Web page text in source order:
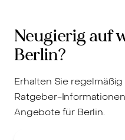
Neugierig auf
Berlin?
Erhalten Sie
Ratgeber-
Angebote für Berlin.